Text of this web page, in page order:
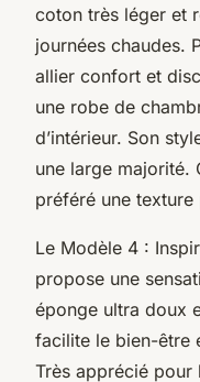
coton très léger et
journées chaudes.
allier confort et
une robe de
d’intérieur. Son
une large majorité.
préféré une texture
Le Modèle 4 :
propose une
éponge ultra doux
facilite le bien-être
Très apprécié pour